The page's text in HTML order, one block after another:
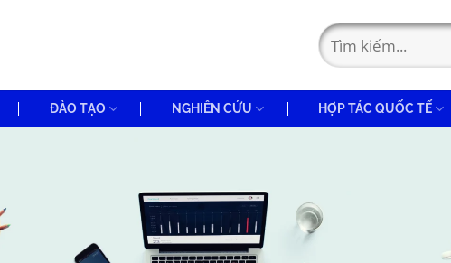
ĐÀO TẠO NGHIÊN CỨU HỢP TÁC QUỐC TẾ